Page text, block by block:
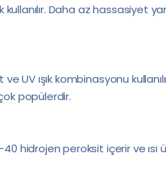
Daha az hassasiyet
UV ışık kombinasyonu
popülerdir.
hidrojen peroksit içerir ve